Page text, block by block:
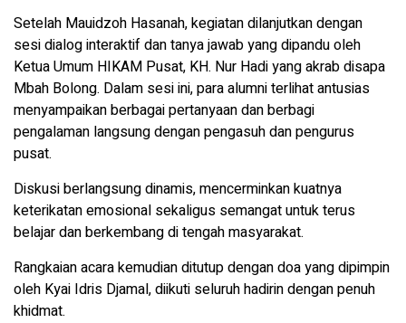
Setelah Mauidzoh Hasanah, kegiatan dilanjutkan dengan
sesi dialog interaktif dan tanya jawab yang dipandu oleh
Ketua Umum HIKAM Pusat, KH. Nur Hadi yang akrab disapa
Mbah Bolong. Dalam sesi ini, para alumni terlihat antusias
menyampaikan berbagai pertanyaan dan berbagi
pengalaman langsung dengan pengasuh dan pengurus
pusat.
Diskusi berlangsung dinamis, mencerminkan kuatnya
keterikatan emosional sekaligus semangat untuk terus
belajar dan berkembang di tengah masyarakat.
Rangkaian acara kemudian ditutup dengan doa yang dipimpin
oleh Kyai Idris Djamal, diikuti seluruh hadirin dengan penuh
khidmat.